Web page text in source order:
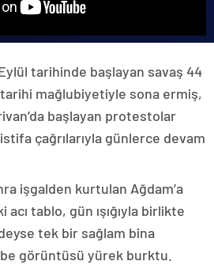
Eylül tarihinde başlayan savaş 44
tarihi mağlubiyetiyle sona ermiş,
başlayan protestolar
çağrılarıyla günlerce devam
işgalden kurtulan Ağdam’a
tablo, gün ışığıyla birlikte
tek bir sağlam bina
görüntüsü yürek burktu.